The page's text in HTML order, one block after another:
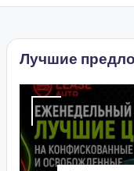
Лучшие